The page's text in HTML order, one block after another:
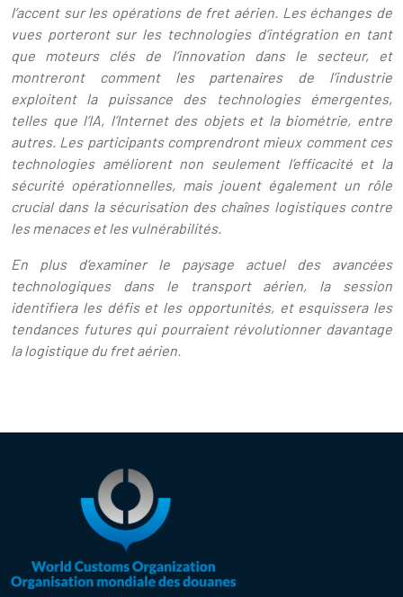
l’accent sur les opérations de fret aérien. Les échanges de
vues porteront sur les technologies d’intégration en tant
que moteurs clés de l’innovation dans le secteur, et
montreront comment les partenaires de l’industrie
exploitent la puissance des technologies émergentes,
telles que l’IA, l’Internet des objets et la biométrie, entre
autres. Les participants comprendront mieux comment ces
technologies améliorent non seulement l’efficacité et la
sécurité opérationnelles, mais jouent également un rôle
crucial dans la sécurisation des chaînes logistiques contre
les menaces et les vulnérabilités.
En plus d’examiner le paysage actuel des avancées
technologiques dans le transport aérien, la session
identifiera les défis et les opportunités, et esquissera les
tendances futures qui pourraient révolutionner davantage
la logistique du fret aérien.